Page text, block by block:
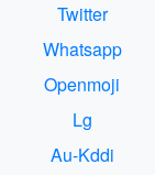
Twitter
Whatsapp
Openmoji
Lg
Au-Kddi